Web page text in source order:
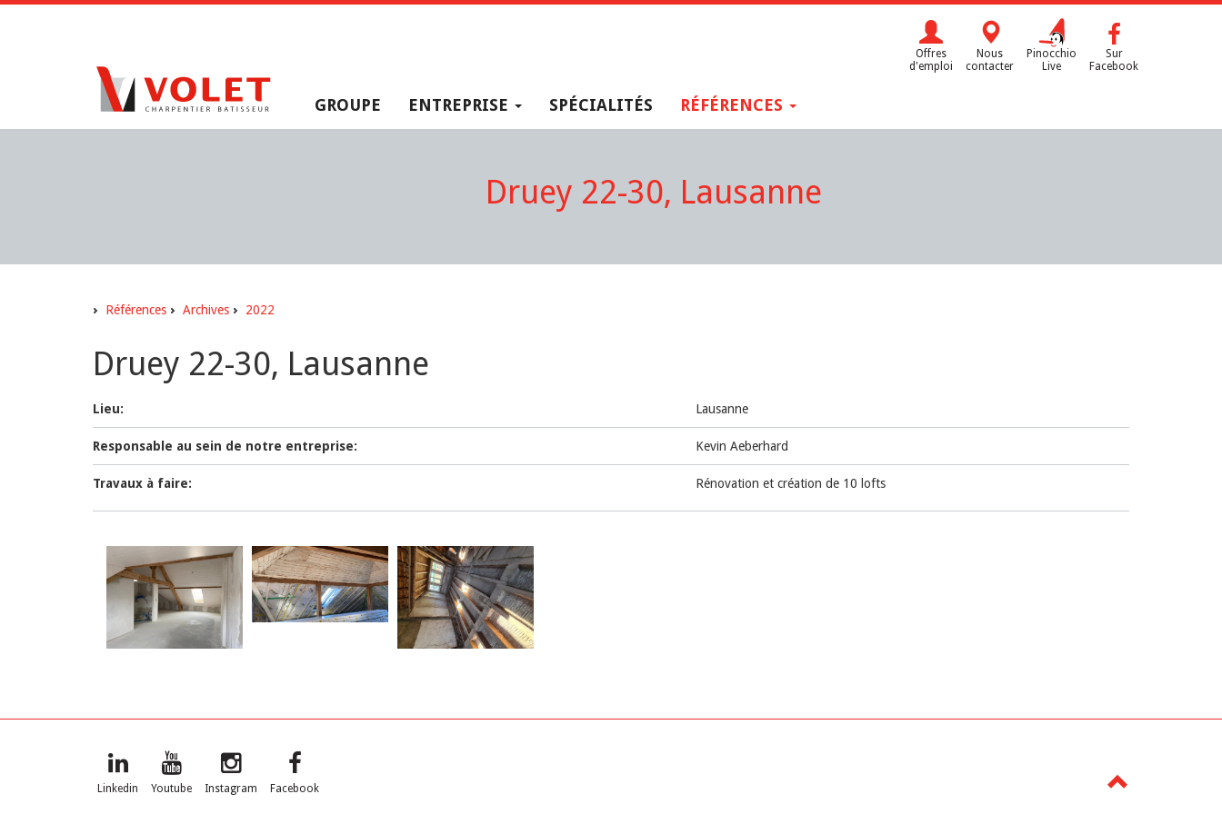
Offres
d'emploi
Nous
contacter
Pinocchio
Live
Sur
Facebook
GROUPE ENTREPRISE SPÉCIALITÉS RÉFÉRENCES
Druey 22-30, Lausanne
Références Archives 2022
Druey 22-30, Lausanne
Lieu: Lausanne
Responsable au sein de notre entreprise: Kevin Aeberhard
Travaux à faire: Rénovation et création de 10 lofts
Linkedin Youtube Instagram Facebook